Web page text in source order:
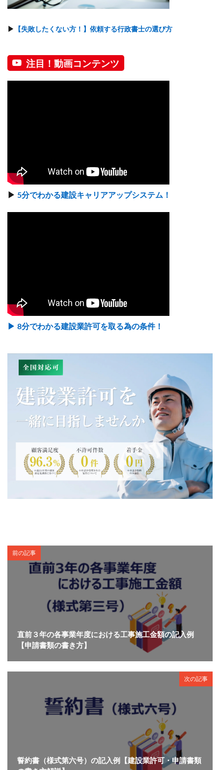
▶ 【失敗したくない方！】依頼する行政書士の選び方
注目！動画コンテンツ
▶ 5分でわかる建設キャリアアップシステム！
▶ 8分でわかる建設業許可を取る為の条件！
前の記事
直前３年の各事業年度における工事施工金額の記入例
【申請書類の書き方】
次の記事
誓約書（様式第六号）の記入例【建設業許可・申請書類